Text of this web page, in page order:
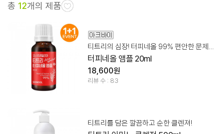
총 12개의 제품
티트리의 심장! 터피네올 99% 편안한 문제성 피부 케어!
터피네올 앰플 20ml
18,600원
리뷰 수 : 83
티트리를 담은 깔끔하고 순한 클렌져!